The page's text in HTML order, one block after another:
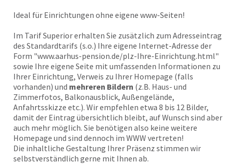
Ideal für Einrichtungen ohne eigene www-Seiten!
Im Tarif Superior erhalten Sie zusätzlich zum Adresseintrag
des Standardtarifs (s.o.) Ihre eigene Internet-Adresse der
Form "www.aarhus-pension.de/plz-Ihre-Einrichtung.html"
sowie Ihre eigene Seite mit umfassenden Informationen zu
Ihrer Einrichtung, Verweis zu Ihrer Homepage (falls
vorhanden) und mehreren Bildern (z.B. Haus- und
Zimmerfotos, Balkonausblick, Außengelände,
Anfahrtsskizze etc.). Wir empfehlen etwa 8 bis 12 Bilder,
damit der Eintrag übersichtlich bleibt, auf Wunsch sind aber
auch mehr möglich. Sie benötigen also keine weitere
Homepage und sind dennoch im WWW vertreten!
Die inhaltliche Gestaltung Ihrer Präsenz stimmen wir
selbstverständlich gerne mit Ihnen ab.